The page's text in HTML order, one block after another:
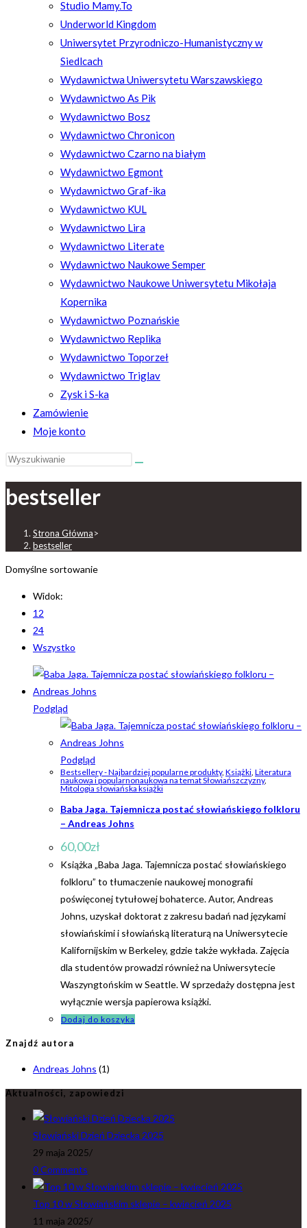
Studio Mamy.To
Underworld Kingdom
Uniwersytet Przyrodniczo-Humanistyczny w
Siedlcach
Wydawnictwa Uniwersytetu Warszawskiego
Wydawnictwo As Pik
Wydawnictwo Bosz
Wydawnictwo Chronicon
Wydawnictwo Czarno na białym
Wydawnictwo Egmont
Wydawnictwo Graf-ika
Wydawnictwo KUL
Wydawnictwo Lira
Wydawnictwo Literate
Wydawnictwo Naukowe Semper
Wydawnictwo Naukowe Uniwersytetu Mikołaja
Kopernika
Wydawnictwo Poznańskie
Wydawnictwo Replika
Wydawnictwo Toporzeł
Wydawnictwo Triglav
Zysk i S-ka
Zamówienie
Moje konto
Search
website
bestseller
Strona Główna>
bestseller
Domyślne sortowanie
Widok:
12
24
Wszystko
Podgląd
Podgląd
Bestsellery - Najbardziej popularne produkty, Książki Literatura
naukowa i popularnonaukowa na temat Słowiańszczyzny,
Mitologia słowiańska książki
Baba Jaga. Tajemnicza postać słowiańskiego folkloru
– Andreas Johns
60,00zł
Książka „Baba Jaga. Tajemnicza postać słowiańskiego
folkloru” to tłumaczenie naukowej monografii
poświęconej tytułowej bohaterce. Autor, Andreas
Johns, uzyskał doktorat z zakresu badań nad językami
słowiańskimi i słowiańską literaturą na Uniwersytecie
Kalifornijskim w Berkeley, gdzie także wykłada. Zajęcia
dla studentów prowadzi również na Uniwersytecie
Waszyngtońskim w Seattle. W sprzedaży dostępna jest
wyłącznie wersja papierowa książki.
Dodaj do koszyka
Znajdź autora
Andreas Johns (1)
Aktualności, zapowiedzi
Słowiański Dzień Dziecka 2025
29 maja 2025/
0 Comments
Top 10 w Słowiańskim sklepie – kwiecień 2025
11 maja 2025/